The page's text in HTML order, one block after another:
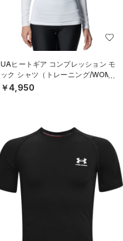
UAヒートギア コンプレッション モ
ック シャツ（トレーニング/WOME
N）
￥4,950